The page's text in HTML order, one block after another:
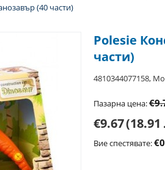
(40 части)
Polesie
части)
4810344077158,
Пазарна цена:
€9.67
Вие спестявате: